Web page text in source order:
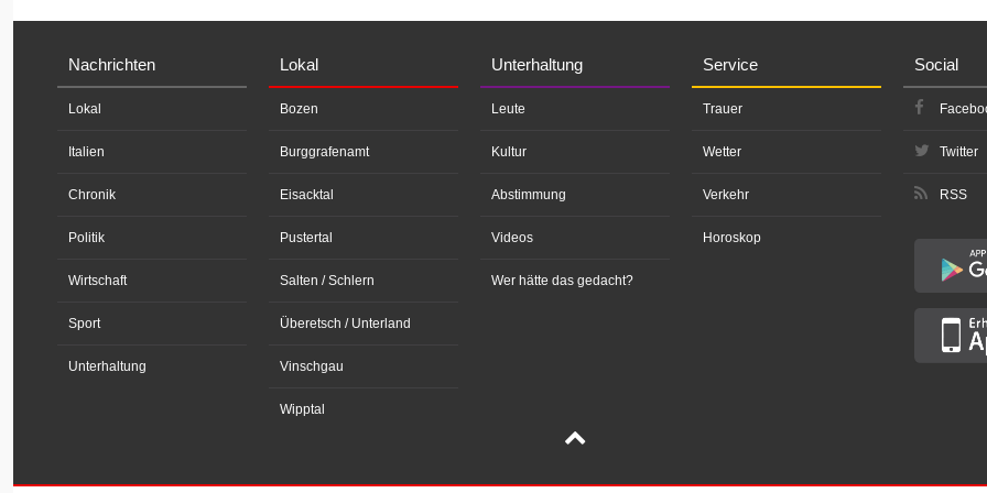
Nachrichten
Lokal
Italien
Chronik
Politik
Wirtschaft
Sport
Unterhaltung
Lokal
Bozen
Burggrafenamt
Eisacktal
Pustertal
Salten / Schlern
Überetsch / Unterland
Vinschgau
Wipptal
Unterhaltung
Leute
Kultur
Abstimmung
Videos
Wer hätte das gedacht?
Service
Trauer
Wetter
Verkehr
Horoskop
Social
Twitter
RSS